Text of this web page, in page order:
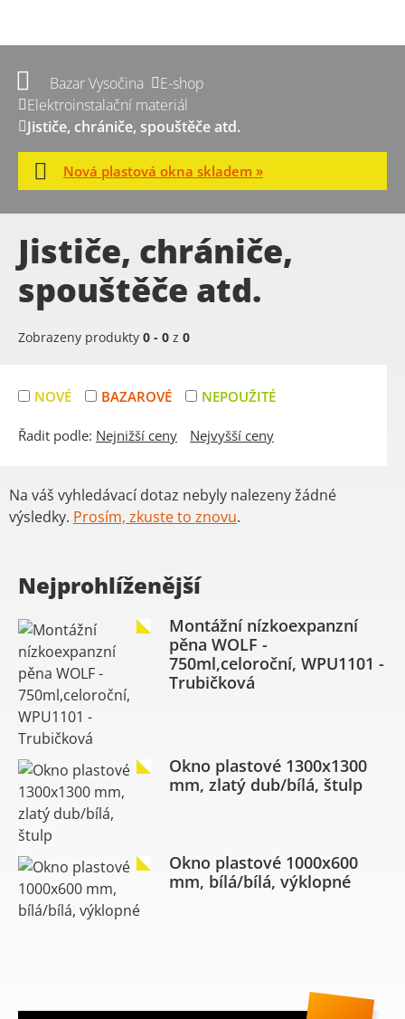
Bazar Vysočina
E-shop
Elektroinstalační materiál
Jističe, chrániče, spouštěče atd.
Nová plastová okna skladem »
Jističe, chrániče,
spouštěče atd.
Zobrazeny produkty 0 - 0 z 0
NOVÉ BAZAROVÉ NEPOUŽITÉ
Řadit podle: Nejnižší ceny Nejvyšší ceny
Na váš vyhledávací dotaz nebyly nalezeny žádné
výsledky. Prosím, zkuste to znovu.
Nejprohlíženější
Montážní nízkoexpanzní
pěna WOLF -
750ml,celoroční, WPU1101 -
Trubičková
Okno plastové 1300x1300
mm, zlatý dub/bílá, štulp
Okno plastové 1000x600
mm, bílá/bílá, výklopné